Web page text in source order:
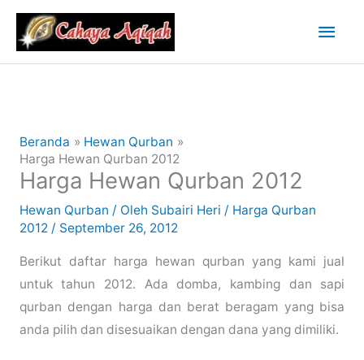
Lewati
konten
Beranda
Hewan Qurban
Harga Hewan Qurban 2012
Harga Hewan Qurban 2012
Hewan Qurban / Oleh Subairi Heri / Harga Qurban
2012/ September 26, 2012
Berikut daftar harga hewan qurban yang kami jual
untuk tahun 2012. Ada domba, kambing dan sapi
qurban dengan harga dan berat beragam yang bisa
anda pilih dan disesuaikan dengan dana yang dimiliki.